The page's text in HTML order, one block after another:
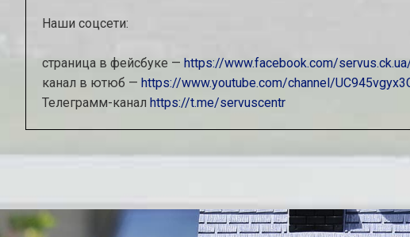
Наши соцсети:
страница в фейсбуке — https://www.facebook.com/
канал в ютюб — https://www.youtube.com/channel/
Телеграмм-канал https://t.me/servuscentr